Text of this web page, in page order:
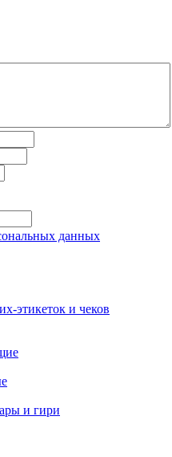
данных
этикеток и чеков
и гири